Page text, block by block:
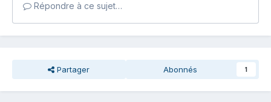
Répondre à ce sujet…
Partager Abonnés 1